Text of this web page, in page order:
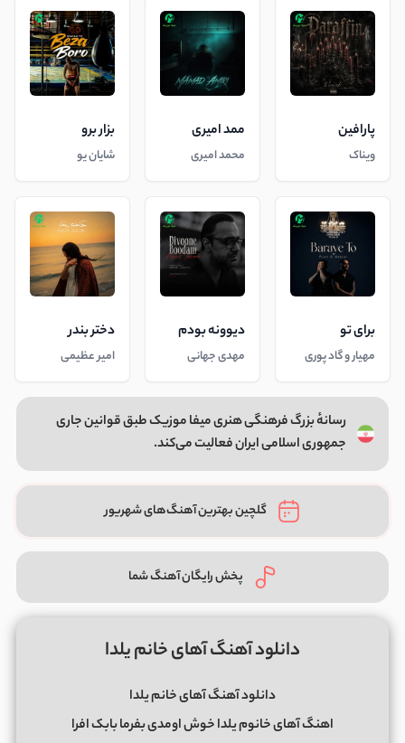
پارافین
ویناک
ممد امیری
محمد امیری
بزار برو
شایان یو
برای تو
مهیار و گاد پوری
دیوونه بودم
مهدی جهانی
دختر بندر
امیر عظیمی
رسانهٔ بزرگ فرهنگی هنری میفا موزیک طبق قوانین جاری
جمهوری اسلامی ایران فعالیت می‌کند.
گلچین بهترین آهنگ‌های شهریور
پخش رایگان آهنگ شما
دانلود آهنگ آهای خانم یلدا
دانلود آهنگ آهای خانم یلدا
اهنگ آهای خانوم یلدا خوش اومدی بفرما بابک افرا